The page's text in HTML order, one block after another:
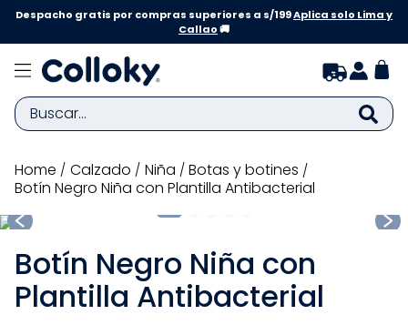
Despacho gratis por compras superiores a s/199Aplica solo Lima y
Callao🚚
Buscar...
calzado niña
botas y botines
Botín Negro Niña con Plantilla Antibacterial
Botín Negro Niña con
Plantilla Antibacterial
TÉRMINOS MÁS BUSCADOS
1.
zapatillas niña
2.
3.
medias
4.
sandalias